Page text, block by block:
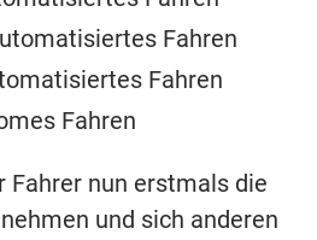
Fahren
Fahren
Fahren
Fahrer nun erstmals die
und sich anderen